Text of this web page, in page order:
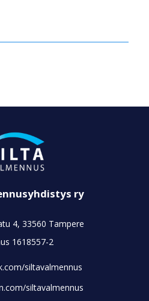
ry
4, 33560 Tampere
1618557-2
siltavalmennus
siltavalmennus